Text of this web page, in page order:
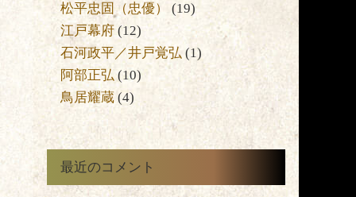
松平忠固（忠優）
(19)
江戸幕府 (12)
石河政平／井戸覚弘 (1)
阿部正弘 (10)
鳥居耀蔵 (4)
最近のコメント